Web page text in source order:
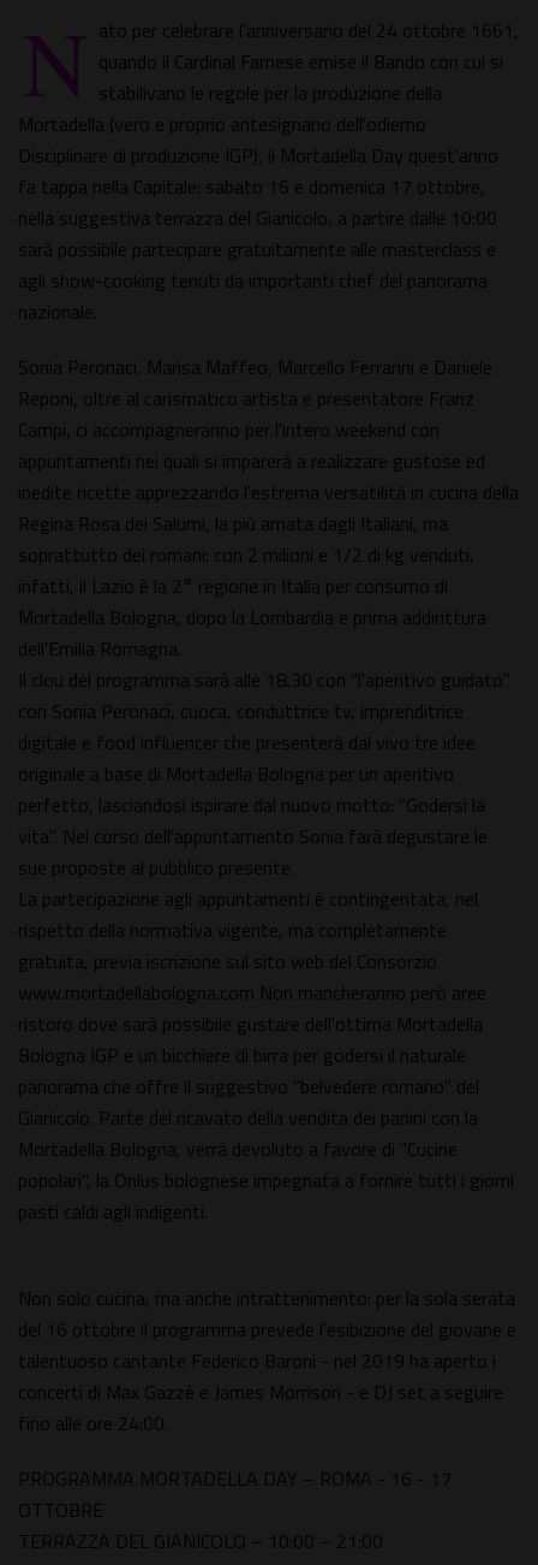
N ato per celebrare l'anniversario del 24 ottobre 1661,
quando il Cardinal Farnese emise il Bando con cui si
stabilivano le regole per la produzione della
Mortadella (vero e proprio antesignano dell'odierno
Disciplinare di produzione IGP), il Mortadella Day quest'anno
fa tappa nella Capitale: sabato 16 e domenica 17 ottobre,
nella suggestiva terrazza del Gianicolo, a partire dalle 10:00
sarà possibile partecipare gratuitamente alle masterclass e
agli show-cooking tenuti da importanti chef del panorama
nazionale.
Sonia Peronaci, Marisa Maffeo, Marcello Ferrarini e Daniele
Reponi, oltre al carismatico artista e presentatore Franz
Campi, ci accompagneranno per l'intero weekend con
appuntamenti nei quali si imparerà a realizzare gustose ed
inedite ricette apprezzando l'estrema versatilità in cucina della
Regina Rosa dei Salumi, la più amata dagli Italiani, ma
soprattutto dei romani: con 2 milioni e 1/2 di kg venduti,
infatti, il Lazio è la 2° regione in Italia per consumo di
Mortadella Bologna, dopo la Lombardia e prima addirittura
dell'Emilia Romagna.
Il clou del programma sarà alle 18.30 con "l'aperitivo guidato"
con Sonia Peronaci, cuoca, conduttrice tv, imprenditrice
digitale e food influencer che presenterà dal vivo tre idee
originale a base di Mortadella Bologna per un aperitivo
perfetto, lasciandosi ispirare dal nuovo motto: "Godersi la
vita". Nel corso dell'appuntamento Sonia farà degustare le
sue proposte al pubblico presente.
La partecipazione agli appuntamenti è contingentata, nel
rispetto della normativa vigente, ma completamente
gratuita, previa iscrizione sul sito web del Consorzio
www.mortadellabologna.com Non mancheranno però aree
ristoro dove sarà possibile gustare dell'ottima Mortadella
Bologna IGP e un bicchiere di birra per godersi il naturale
panorama che offre il suggestivo "belvedere romano" del
Gianicolo. Parte del ricavato della vendita dei panini con la
Mortadella Bologna, verrà devoluto a favore di "Cucine
popolari", la Onlus bolognese impegnata a fornire tutti i giorni
pasti caldi agli indigenti.
Non solo cucina, ma anche intrattenimento: per la sola serata
del 16 ottobre il programma prevede l'esibizione del giovane e
talentuoso cantante Federico Baroni - nel 2019 ha aperto i
concerti di Max Gazzè e James Morrison - e DJ set a seguire
fino alle ore 24:00.
PROGRAMMA MORTADELLA DAY – ROMA - 16 - 17
OTTOBRE
TERRAZZA DEL GIANICOLO – 10:00 – 21:00